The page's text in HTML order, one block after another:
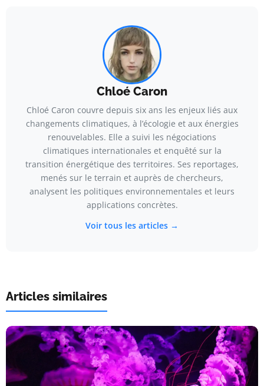
Chloé Caron
Chloé Caron couvre depuis six ans les enjeux liés aux
changements climatiques, à l’écologie et aux énergies
renouvelables. Elle a suivi les négociations
climatiques internationales et enquêté sur la
transition énergétique des territoires. Ses reportages,
menés sur le terrain et auprès de chercheurs,
analysent les politiques environnementales et leurs
applications concrètes.
Voir tous les articles →
Articles similaires